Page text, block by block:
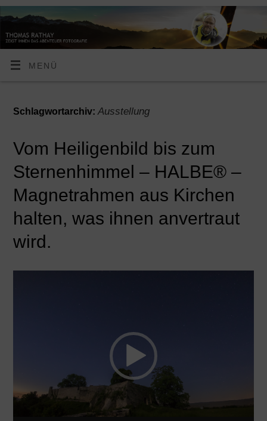
MENÜ
Schlagwortarchiv: Ausstellung
Vom Heiligenbild bis zum
Sternenhimmel – HALBE® –
Magnetrahmen aus Kirchen
halten, was ihnen anvertraut
wird.